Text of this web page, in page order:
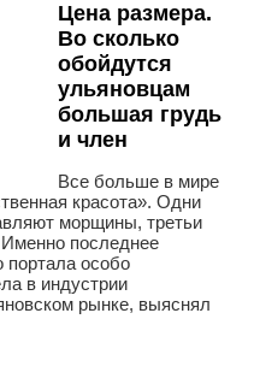
Цена размера.
Во сколько
обойдутся
ульяновцам
большая грудь
и член
Все больше в мире
красота». Одни
морщины, третьи
Именно последнее
портала особо
в индустрии
рынке, выяснял